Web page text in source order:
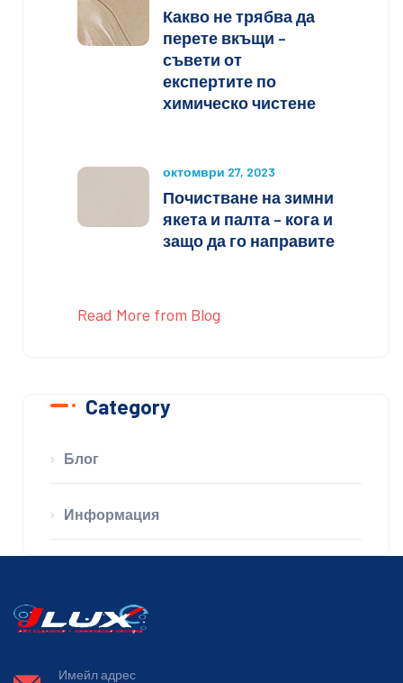
Какво не трябва да
перете вкъщи –
съвети от
експертите по
химическо чистене
октомври 27, 2023
Почистване на зимни
якета и палта – кога и
защо да го направите
Read More from Blog
Category
Блог
Информация
Имейл адрес